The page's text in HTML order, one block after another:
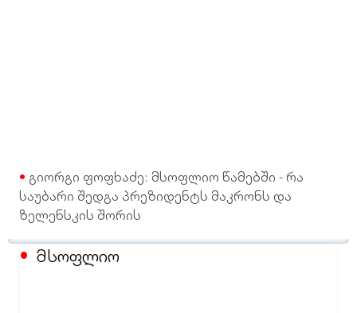
გიორგი ფოფხაძე: მსოფლიო წამებში - რა
საუბარი შედგა პრეზიდენტს მაკრონს და
ზელენსკის შორის
მსოფლიო